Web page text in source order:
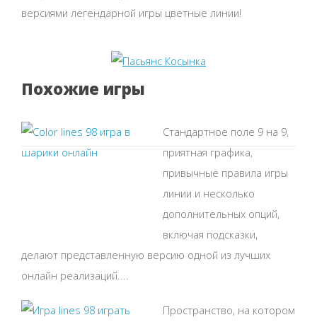
версиями легендарной игры цветные линии!
Похожие игры
Стандартное поле 9 на 9,
приятная графика,
привычные правила игры
линии и несколько
дополнительных опций,
включая подсказки,
делают представленную версию одной из лучших
онлайн реализаций....
Пространство, на котором